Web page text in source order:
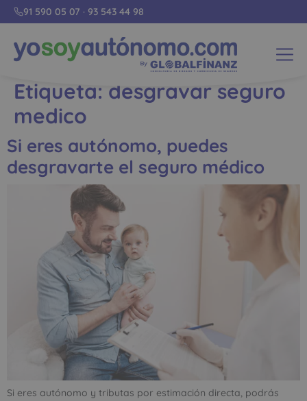
91 590 05 07 · 93 543 44 98
Etiqueta: desgravar seguro
medico
Si eres autónomo, puedes
desgravarte el seguro médico
Si eres autónomo y tributas por estimación directa, podrás